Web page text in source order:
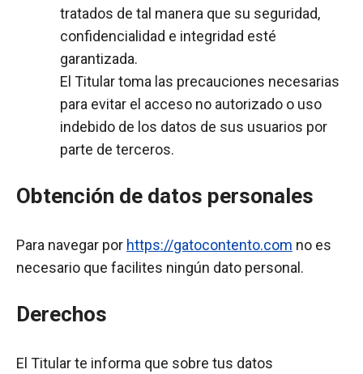
tratados de tal manera que su seguridad,
confidencialidad e integridad esté
garantizada.
El Titular toma las precauciones necesarias
para evitar el acceso no autorizado o uso
indebido de los datos de sus usuarios por
parte de terceros.
Obtención de datos personales
Para navegar por https://gatocontento.com no es
necesario que facilites ningún dato personal.
Derechos
El Titular te informa que sobre tus datos